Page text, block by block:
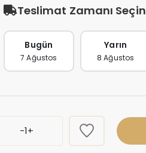
Teslimat Zamanı Seçin
Bugün
7 Ağustos
Yarın
8 Ağustos
-1+